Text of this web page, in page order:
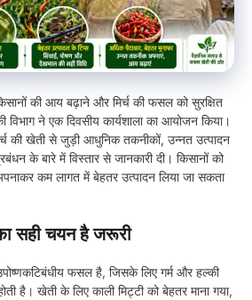
की आय बढ़ाने और मिर्च की फसल को सुरक्षित
विभाग ने एक दिवसीय कार्यशाला का आयोजन किया।
की खेती से जुड़ी आधुनिक तकनीकों, उन्नत उत्पादन
के बारे में विस्तार से जानकारी दी। किसानों को
कम लागत में बेहतर उत्पादन लिया जा सकता
सही चयन है जरूरी
फसल है, जिसके लिए गर्म और हल्की
है। खेती के लिए काली मिट्टी को बेहतर माना गया,